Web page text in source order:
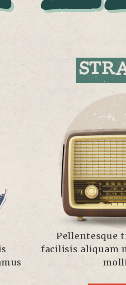
Pellentesque
facilisis aliquam